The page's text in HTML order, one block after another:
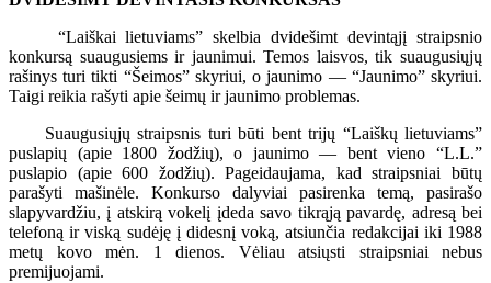
“Laiškai lietuviams” skelbia dvidešimt devintąjį straipsnio
konkursą suaugusiems ir jaunimui. Temos laisvos, tik suaugusiųjų
rašinys turi tikti “Šeimos” skyriui, o jaunimo — “Jaunimo” skyriui.
Taigi reikia rašyti apie šeimų ir jaunimo problemas.
Suaugusiųjų straipsnis turi būti bent trijų “Laiškų lietuviams”
puslapių (apie 1800 žodžių), o jaunimo — bent vieno “L.L.”
puslapio (apie 600 žodžių). Pageidaujama, kad straipsniai būtų
parašyti mašinėle. Konkurso dalyviai pasirenka temą, pasirašo
slapyvardžiu, į atskirą vokelį įdeda savo tikrąją pavardę, adresą bei
telefoną ir viską sudėję į didesnį voką, atsiunčia redakcijai iki 1988
metų kovo mėn. 1 dienos. Vėliau atsiųsti straipsniai nebus
premijuojami.